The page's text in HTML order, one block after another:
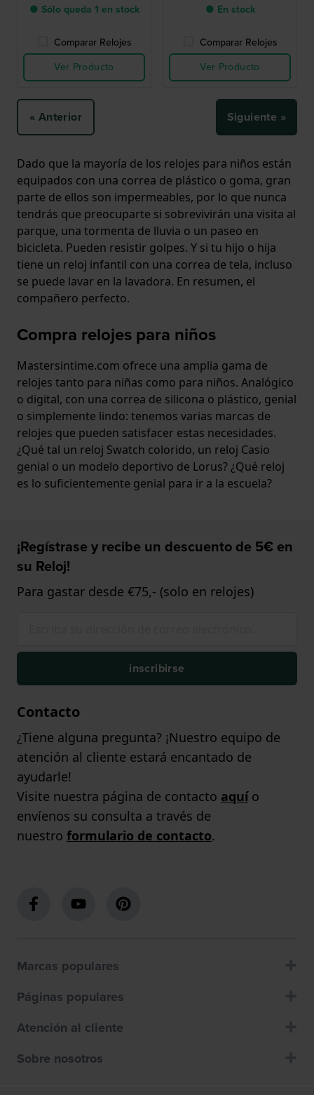
● Sólo queda 1 en stock
Comparar Relojes
Ver Producto
● En stock
Comparar Relojes
Ver Producto
« Anterior Siguiente »
Dado que la mayoría de los relojes para niños están
equipados con una correa de plástico o goma, gran
parte de ellos son impermeables, por lo que nunca
tendrás que preocuparte si sobrevivirán una visita al
parque, una tormenta de lluvia o un paseo en
bicicleta. Pueden resistir golpes. Y si tu hijo o hija
tiene un reloj infantil con una correa de tela, incluso
se puede lavar en la lavadora. En resumen, el
compañero perfecto.
Compra relojes para niños
Mastersintime.com ofrece una amplia gama de
relojes tanto para niñas como para niños. Analógico
o digital, con una correa de silicona o plástico, genial
o simplemente lindo: tenemos varias marcas de
relojes que pueden satisfacer estas necesidades.
¿Qué tal un reloj Swatch colorido, un reloj Casio
genial o un modelo deportivo de Lorus? ¿Qué reloj
es lo suficientemente genial para ir a la escuela?
¡Regístrase y recibe un descuento de 5€ en
su Reloj!
Para gastar desde €75,- (solo en relojes)
inscribirse
Contacto
¿Tiene alguna pregunta? ¡Nuestro equipo de
atención al cliente estará encantado de
ayudarle!
Visite nuestra página de contacto aquío
envíenos su consulta a través de
nuestro formulario de contacto.
Marcas populares
Páginas populares
Atención al cliente
Sobre nosotros